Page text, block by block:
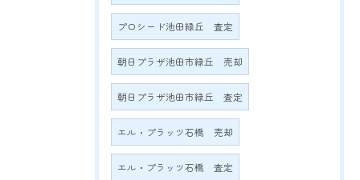
プロシード池田緑丘 査定
朝日プラザ池田市緑丘 売却
朝日プラザ池田市緑丘 査定
エル・プラッツ石橋 売却
エル・プラッツ石橋 査定